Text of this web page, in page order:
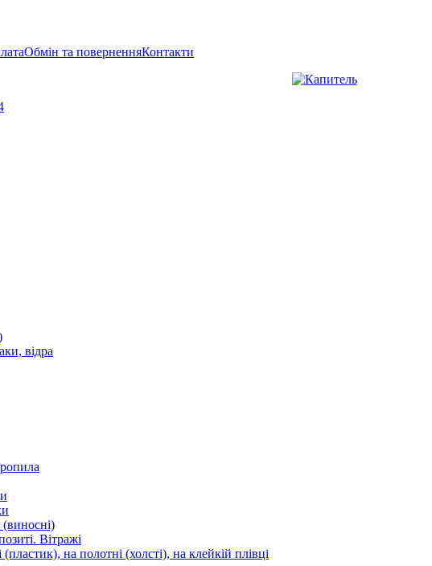
Обмін та поверненняКонтакти
відра
(виносні)
Вітражі
на полотні (холсті), на клейкій плівці